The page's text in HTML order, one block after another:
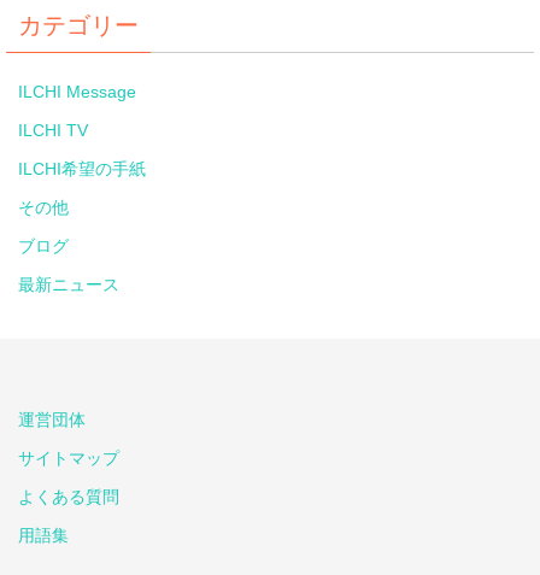
カテゴリー
ILCHI Message
ILCHI TV
ILCHI希望の手紙
その他
ブログ
最新ニュース
運営団体
サイトマップ
よくある質問
用語集